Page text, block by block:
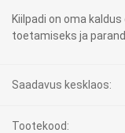
Kiilpadi on oma
toetamiseks ja
Saadavus kesklaos:
Tootekood: